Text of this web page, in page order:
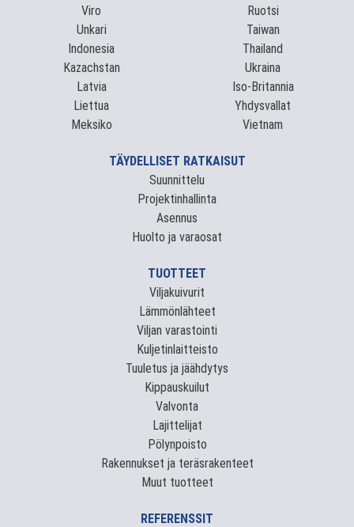
Viro
Unkari
Indonesia
Kazachstan
Latvia
Liettua
Meksiko
Ruotsi
Taiwan
Thailand
Ukraina
Iso-Britannia
Yhdysvallat
Vietnam
TÄYDELLISET RATKAISUT
Suunnittelu
Projektinhallinta
Asennus
Huolto ja varaosat
TUOTTEET
Viljakuivurit
Lämmönlähteet
Viljan varastointi
Kuljetinlaitteisto
Tuuletus ja jäähdytys
Kippauskuilut
Valvonta
Lajittelijat
Pölynpoisto
Rakennukset ja teräsrakenteet
Muut tuotteet
REFERENSSIT